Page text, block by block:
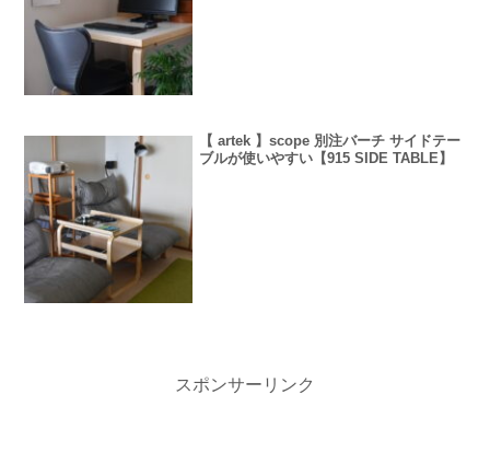
【 artek 】scope 別注バーチ サイドテー
ブルが使いやすい【915 SIDE TABLE】
スポンサーリンク